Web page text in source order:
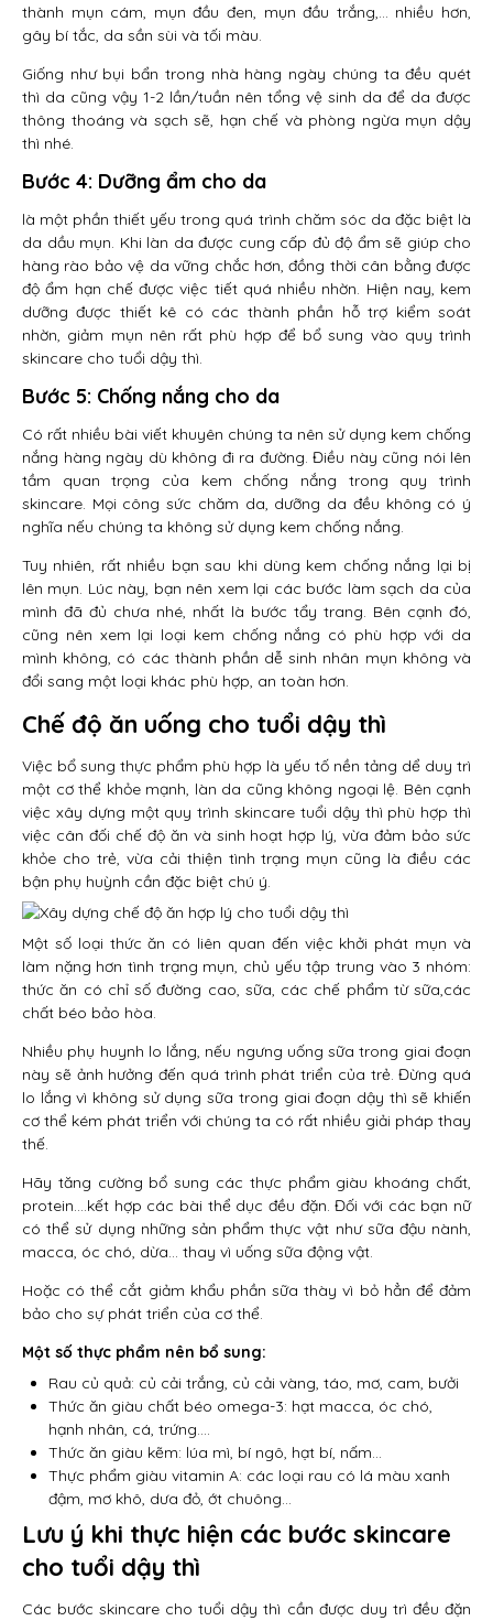
thành mụn cám, mụn đầu đen, mụn đầu trắng,… nhiều hơn,
gây bí tắc, da sần sùi và tối màu.
Giống như bụi bẩn trong nhà hàng ngày chúng ta đều quét
thì da cũng vậy 1-2 lần/tuần nên tổng vệ sinh da để da được
thông thoáng và sạch sẽ, hạn chế và phòng ngừa mụn dậy
thì nhé.
Bước 4: Dưỡng ẩm cho da
là một phần thiết yếu trong quá trình chăm sóc da đặc biệt là
da dầu mụn. Khi làn da được cung cấp đủ độ ẩm sẽ giúp cho
hàng rào bảo vệ da vững chắc hơn, đồng thời cân bằng được
độ ẩm hạn chế được việc tiết quá nhiều nhờn. Hiện nay, kem
dưỡng được thiết kê có các thành phần hỗ trợ kiểm soát
nhờn, giảm mụn nên rất phù hợp để bổ sung vào quy trình
skincare cho tuổi dậy thì.
Bước 5: Chống nắng cho da
Có rất nhiều bài viết khuyên chúng ta nên sử dụng kem chống
nắng hàng ngày dù không đi ra đường. Điều này cũng nói lên
tầm quan trọng của kem chống nắng trong quy trình
skincare. Mọi công sức chăm da, dưỡng da đều không có ý
nghĩa nếu chúng ta không sử dụng kem chống nắng.
Tuy nhiên, rất nhiều bạn sau khi dùng kem chống nắng lại bị
lên mụn. Lúc này, bạn nên xem lại các bước làm sạch da của
mình đã đủ chưa nhé, nhất là bước tẩy trang. Bên cạnh đó,
cũng nên xem lại loại kem chống nắng có phù hợp với da
mình không, có các thành phần dễ sinh nhân mụn không và
đổi sang một loại khác phù hợp, an toàn hơn.
Chế độ ăn uống cho tuổi dậy thì
Việc bổ sung thực phẩm phù hợp là yếu tố nền tảng dể duy trì
một cơ thể khỏe mạnh, làn da cũng không ngoại lệ. Bên cạnh
việc xây dựng một quy trình skincare tuổi dậy thì phù hợp thì
việc cân đối chế độ ăn và sinh hoạt hợp lý, vừa đảm bảo sức
khỏe cho trẻ, vừa cải thiện tình trạng mụn cũng là điều các
bận phụ huỳnh cần đặc biệt chú ý.
Một số loại thức ăn có liên quan đến việc khởi phát mụn và
làm nặng hơn tình trạng mụn, chủ yếu tập trung vào 3 nhóm:
thức ăn có chỉ số đường cao, sữa, các chế phẩm từ sữa,các
chất béo bảo hòa.
Nhiều phụ huynh lo lắng, nếu ngưng uống sữa trong giai đoạn
này sẽ ảnh hưởng đến quá trình phát triển của trẻ. Đừng quá
lo lắng vì không sử dụng sữa trong giai đoạn dậy thì sẽ khiến
cơ thể kém phát triển với chúng ta có rất nhiều giải pháp thay
thế.
Hãy tăng cường bổ sung các thực phẩm giàu khoáng chất,
protein….kết hợp các bài thể dục đều đặn. Đối với các bạn nữ
có thể sử dụng những sản phẩm thực vật như sữa đậu nành,
macca, óc chó, dừa… thay vì uống sữa động vật.
Hoặc có thể cắt giảm khẩu phần sữa thày vì bỏ hẳn để đảm
bảo cho sự phát triển của cơ thể.
Một số thực phẩm nên bổ sung:
Rau củ quả: củ cải trắng, củ cải vàng, táo, mơ, cam, bưởi
Thức ăn giàu chất béo omega-3: hạt macca, óc chó,
hạnh nhân, cá, trứng….
Thức ăn giàu kẽm: lúa mì, bí ngô, hạt bí, nấm…
Thực phẩm giàu vitamin A: các loại rau có lá màu xanh
đậm, mơ khô, dưa đỏ, ớt chuông…
Lưu ý khi thực hiện các bước skincare
cho tuổi dậy thì
Các bước skincare cho tuổi dậy thì cần được duy trì đều đặn